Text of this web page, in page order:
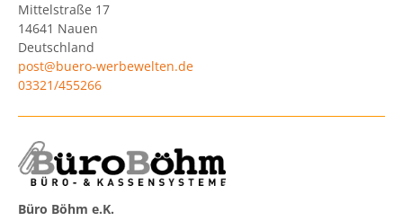
Mittelstraße 17
14641 Nauen
Deutschland
post@buero-werbewelten.de
03321/455266
Büro Böhm e.K.